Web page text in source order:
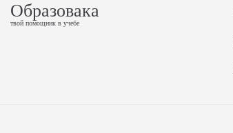
Образовака
твой помощник в учебе